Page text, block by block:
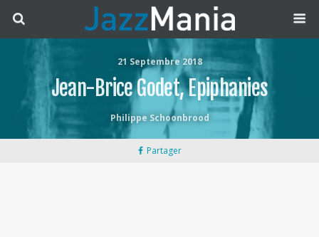
21 Septembre 2018
Jean-Brice Godet, Epiphanies
Philippe Schoonbrood
Partager